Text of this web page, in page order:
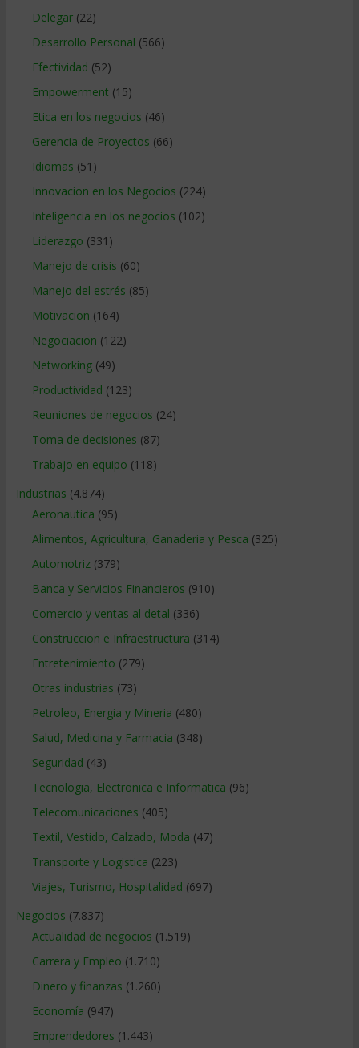
Delegar(22)
Desarrollo Personal (566)
Efectividad (52)
Empowerment (15)
Etica en los negocios (46)
Gerencia de Proyectos (66)
Idiomas (51)
Innovacion en los Negocios (224)
Inteligencia en los negocios (102)
Liderazgo (331)
Manejo de crisis (60)
Manejo del estrés (85)
Motivacion (164)
Negociacion (122)
Networking(49)
Productividad (123)
Reuniones de negocios (24)
Toma de decisiones (87)
Trabajo en equipo (118)
Industrias (4.874)
Aeronautica (95)
Alimentos, Agricultura, Ganaderia y Pesca (325)
Automotriz(379)
Banca y Servicios Financieros (910)
Comercio y ventas al detal (336)
Construccion e Infraestructura (314)
Entretenimiento (279)
Otras industrias (73)
Petroleo, Energia y Mineria (480)
Salud, Medicina y Farmacia (348)
Seguridad (43)
Tecnologia, Electronica e Informatica (96)
Telecomunicaciones (405)
Textil, Vestido, Calzado, Moda (47)
Transporte y Logistica (223)
Viajes, Turismo, Hospitalidad (697)
Negocios (7.837)
Actualidad de negocios (1.519)
Carrera y Empleo (1.710)
Dinero y finanzas (1.260)
Economía (947)
Emprendedores (1.443)